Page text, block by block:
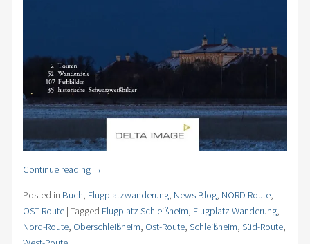
Continue reading →
Posted in Buch Flugplatzwanderung, News Blog, NORD Route,
OST Route | Tagged Flugplatz Schleißheim Flugplatz Wanderung,
Nord-Route, Oberschleißheim Ost-Route, Schleißheim Süd-Route,